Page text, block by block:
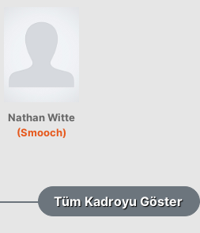
Nathan Witte
(Smooch)
Tüm Kadroyu Göster